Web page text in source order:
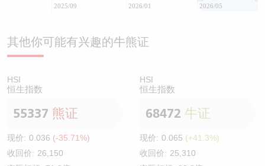
2025/09 2026/01 2026/05
其他你可能有兴趣的牛熊证
HSI
恒生指数
55337 熊证
现价: 0.036 (-35.71%)
收回价: 26,150
HSI
恒生指数
68472 牛证
现价: 0.065 (+41.3%)
收回价: 25,310